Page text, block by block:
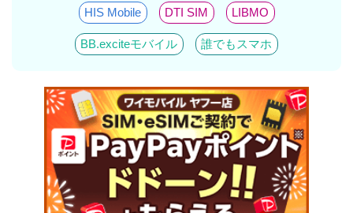
HIS Mobile DTI SIM LIBMO
BB.exciteモバイル 誰でもスマホ